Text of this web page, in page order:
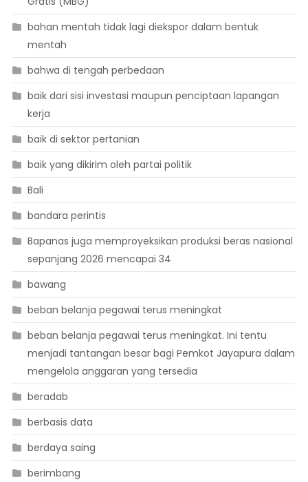
bahan mentah tidak lagi diekspor dalam bentuk
mentah
bahwa di tengah perbedaan
baik dari sisi investasi maupun penciptaan lapangan
kerja
baik di sektor pertanian
baik yang dikirim oleh partai politik
Bali
bandara perintis
Bapanas juga memproyeksikan produksi beras nasional
sepanjang 2026 mencapai 34
bawang
beban belanja pegawai terus meningkat
beban belanja pegawai terus meningkat. Ini tentu
menjadi tantangan besar bagi Pemkot Jayapura dalam
mengelola anggaran yang tersedia
beradab
berbasis data
berdaya saing
berimbang